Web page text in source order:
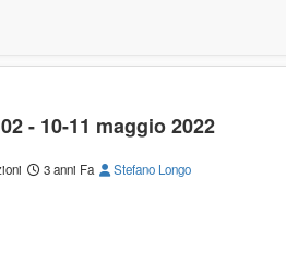
- 10-11 maggio 2022
3 anni Fa Stefano Longo